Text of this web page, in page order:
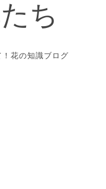
ち
花の知識ブログ